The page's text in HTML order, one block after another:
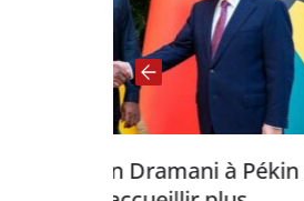
Grands Lacs